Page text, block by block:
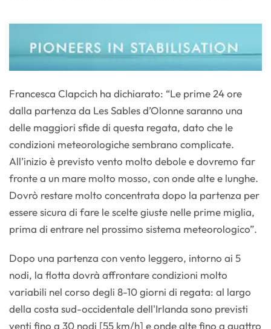
Francesca Clapcich ha dichiarato: “Le prime 24 ore
dalla partenza da Les Sables d’Olonne saranno una
delle maggiori sfide di questa regata, dato che le
condizioni meteorologiche sembrano complicate.
All’inizio è previsto vento molto debole e dovremo far
fronte a un mare molto mosso, con onde alte e lunghe.
Dovrò restare molto concentrata dopo la partenza per
essere sicura di fare le scelte giuste nelle prime miglia,
prima di entrare nel prossimo sistema meteorologico”.
Dopo una partenza con vento leggero, intorno ai 5
nodi, la flotta dovrà affrontare condizioni molto
variabili nel corso degli 8-10 giorni di regata: al largo
della costa sud-occidentale dell'Irlanda sono previsti
venti fino a 30 nodi [55 km/h] e onde alte fino a quattro